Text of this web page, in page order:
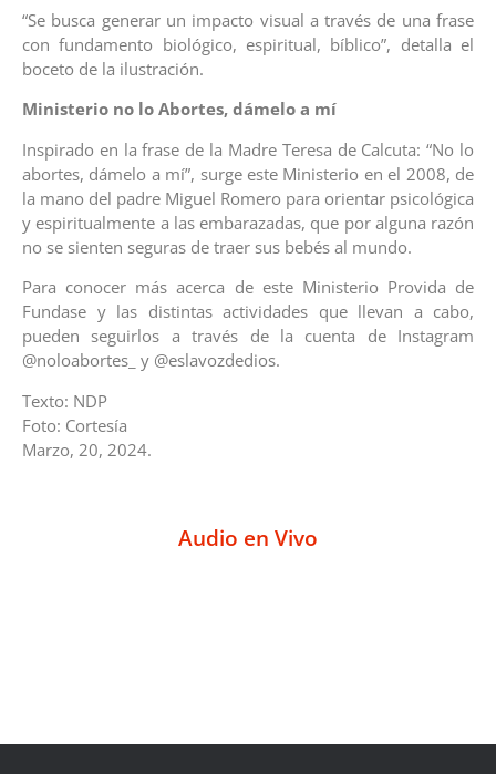
“Se busca generar un impacto visual a través de una frase
con fundamento biológico, espiritual, bíblico”, detalla el
boceto de la ilustración.
Ministerio no lo Abortes, dámelo a mí
Inspirado en la frase de la Madre Teresa de Calcuta: “No lo
abortes, dámelo a mí”, surge este Ministerio en el 2008, de
la mano del padre Miguel Romero para orientar psicológica
y espiritualmente a las embarazadas, que por alguna razón
no se sienten seguras de traer sus bebés al mundo.
Para conocer más acerca de este Ministerio Provida de
Fundase y las distintas actividades que llevan a cabo,
pueden seguirlos a través de la cuenta de Instagram
@noloabortes_ y @eslavozdedios.
Texto: NDP
Foto: Cortesía
Marzo, 20, 2024.
Audio en Vivo